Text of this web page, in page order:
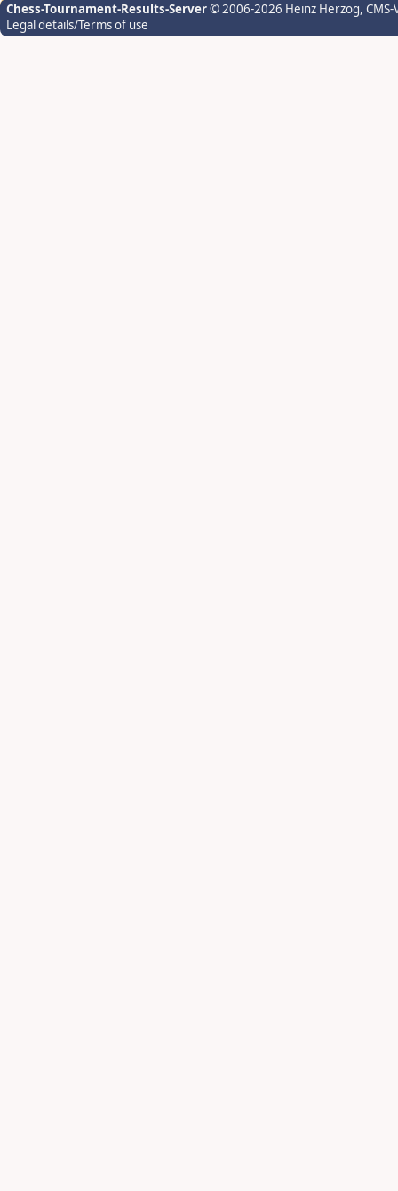
Chess-Tournament-Results-Server© 2006-2026 Heinz Herzog,
Legal details/Terms of use